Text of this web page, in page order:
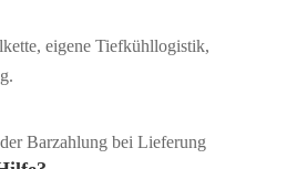
eigene Tiefkühllogistik,
Barzahlung bei Lieferung